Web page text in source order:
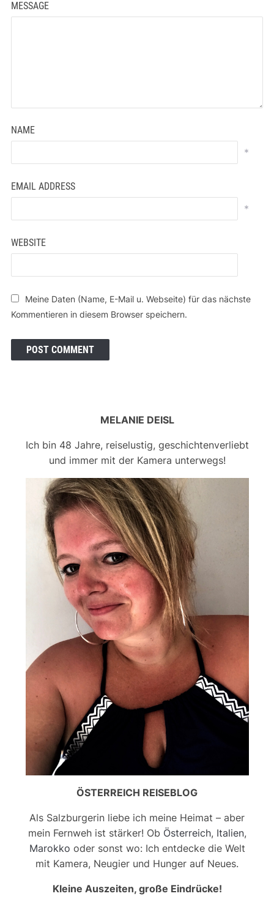
MESSAGE
NAME
*
EMAIL ADDRESS
*
WEBSITE
Meine Daten (Name, E-Mail u. Webseite) für das nächste
Kommentieren in diesem Browser speichern.
MELANIE DEISL
Ich bin 48 Jahre, reiselustig, geschichtenverliebt
und immer mit der Kamera unterwegs!
ÖSTERREICH REISEBLOG
Als Salzburgerin liebe ich meine Heimat – aber
mein Fernweh ist stärker! Ob Österreich, Italien,
Marokko oder sonst wo: Ich entdecke die Welt
mit Kamera, Neugier und Hunger auf Neues.
Kleine Auszeiten, große Eindrücke!